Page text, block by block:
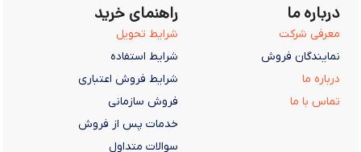
درباره ما
معرفی شرکت
نمایندگان فروش
درباره ما
تماس با ما
راهنمای خرید
شرایط تحویل
شرایط استفاده
شرایط فروش اعتباری
فروش سازمانی
خدمات پس از فروش
سوالات متداول